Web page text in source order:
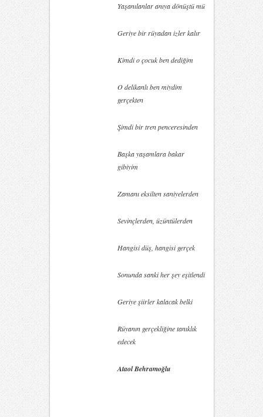
Yaşanılanlar anıya dönüştü mü
Geriye bir rüyadan izler kalır
Kimdi o çocuk ben dediğim
O delikanlı ben miydim
gerçekten
Şimdi bir tren penceresinden
Başka yaşamlara bakar
gibiyim
Zamanı eksilten saniyelerden
Sevinçlerden, üzüntülerden
Hangisi düş, hangisi gerçek
Sonunda sanki her şey eşitlendi
Geriye şiirler kalacak belki
Rüyanın gerçekliğine tanıklık
edecek
Ataol Behramoğlu